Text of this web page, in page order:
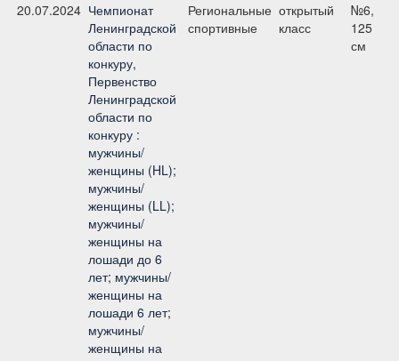
20.07.2024 Чемпионат
Ленинградской
области по
конкуру,
Первенство
Ленинградской
области по
конкуру :
мужчины/
женщины (HL);
мужчины/
женщины (LL);
мужчины/
женщины на
лошади до 6
лет; мужчины/
женщины на
лошади 6 лет;
мужчины/
женщины на
Региональные
спортивные
открытый
класс
№6,
125
см